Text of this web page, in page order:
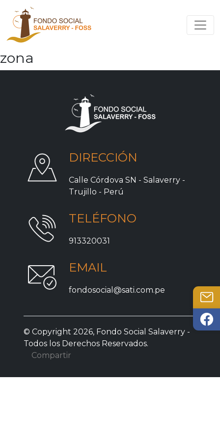
zona
DIRECCIÓN
Calle Córdova SN - Salaverry -
Trujillo - Perú
TELÉFONO
913320031
EMAIL
fondosocial@sati.com.pe
© Copyright 2026, Fondo Social Salaverry -
Todos los Derechos Reservados.
Compartir